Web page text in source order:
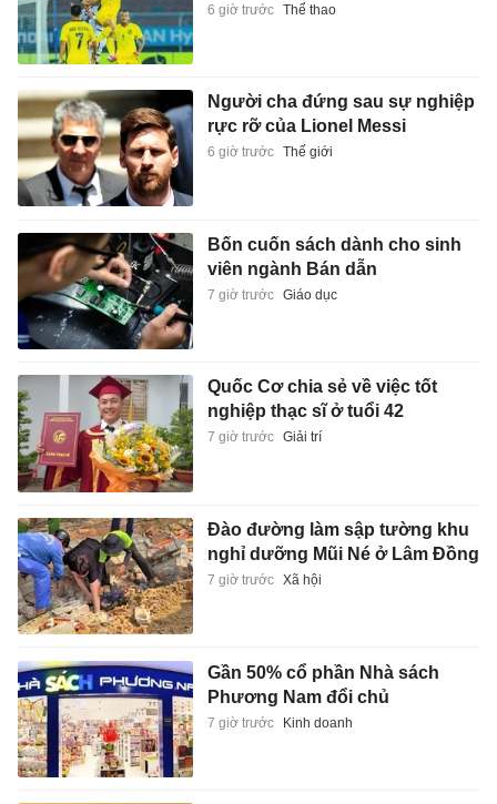
6 giờ trước Thể thao
Người cha đứng sau sự nghiệp
rực rỡ của Lionel Messi
6 giờ trước Thế giới
Bốn cuốn sách dành cho sinh
viên ngành Bán dẫn
7 giờ trước Giáo dục
Quốc Cơ chia sẻ về việc tốt
nghiệp thạc sĩ ở tuổi 42
7 giờ trước Giải trí
Đào đường làm sập tường khu
nghỉ dưỡng Mũi Né ở Lâm Đồng
7 giờ trước Xã hội
Gần 50% cổ phần Nhà sách
Phương Nam đổi chủ
7 giờ trước Kinh doanh